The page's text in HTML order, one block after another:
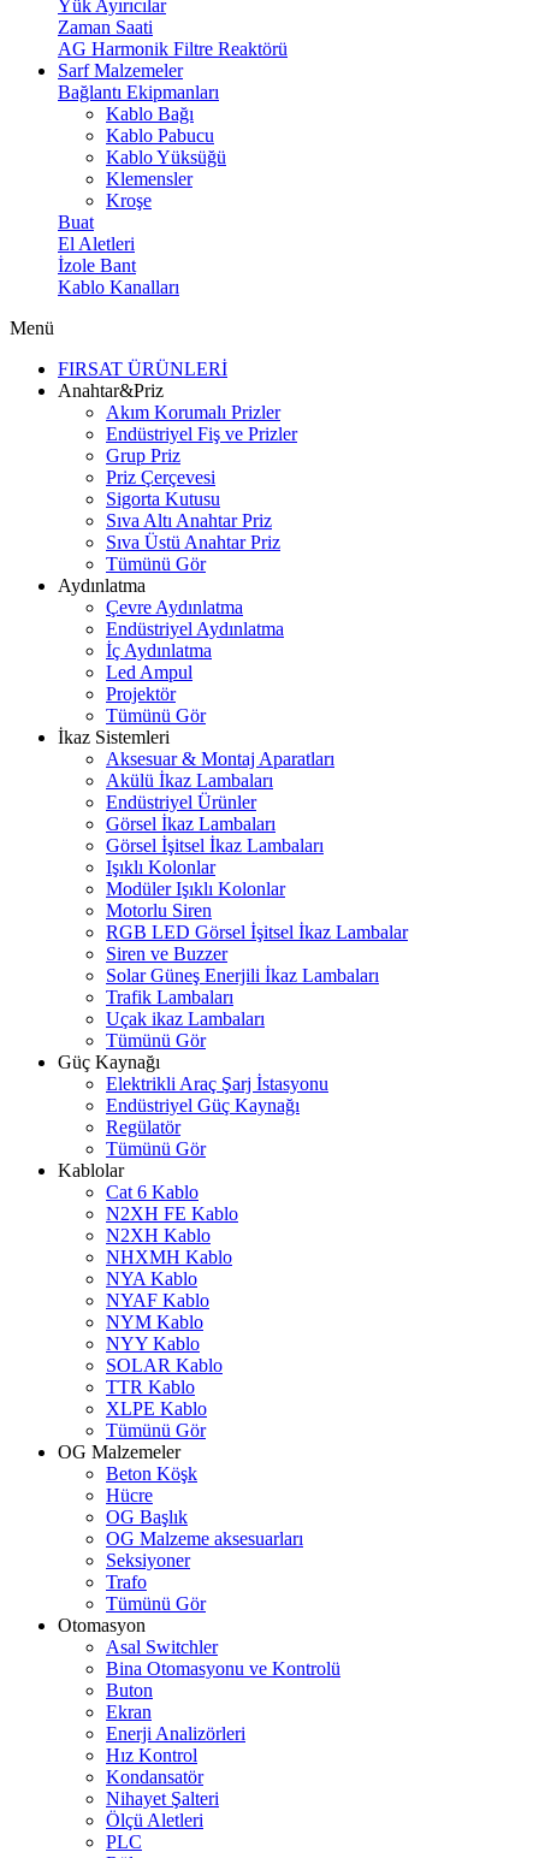
Yük Ayırıcılar
Zaman Saati
AG Harmonik Filtre Reaktörü
Sarf Malzemeler
Bağlantı Ekipmanları
Kablo Bağı
Kablo Pabucu
Kablo Yüksüğü
Klemensler
Kroşe
Buat
El Aletleri
İzole Bant
Kablo Kanalları
Menü
FIRSAT ÜRÜNLERİ
Anahtar&Priz
Akım Korumalı Prizler
Endüstriyel Fiş ve Prizler
Grup Priz
Priz Çerçevesi
Sigorta Kutusu
Sıva Altı Anahtar Priz
Sıva Üstü Anahtar Priz
Tümünü Gör
Aydınlatma
Çevre Aydınlatma
Endüstriyel Aydınlatma
İç Aydınlatma
Led Ampul
Projektör
Tümünü Gör
İkaz Sistemleri
Aksesuar & Montaj Aparatları
Akülü İkaz Lambaları
Endüstriyel Ürünler
Görsel İkaz Lambaları
Görsel İşitsel İkaz Lambaları
Işıklı Kolonlar
Modüler Işıklı Kolonlar
Motorlu Siren
RGB LED Görsel İşitsel İkaz Lambalar
Siren ve Buzzer
Solar Güneş Enerjili İkaz Lambaları
Trafik Lambaları
Uçak ikaz Lambaları
Tümünü Gör
Güç Kaynağı
Elektrikli Araç Şarj İstasyonu
Endüstriyel Güç Kaynağı
Regülatör
Tümünü Gör
Kablolar
Cat 6 Kablo
N2XH FE Kablo
N2XH Kablo
NHXMH Kablo
NYA Kablo
NYAF Kablo
NYM Kablo
NYY Kablo
SOLAR Kablo
TTR Kablo
XLPE Kablo
Tümünü Gör
OG Malzemeler
Beton Köşk
Hücre
OG Başlık
OG Malzeme aksesuarları
Seksiyoner
Trafo
Tümünü Gör
Otomasyon
Asal Switchler
Bina Otomasyonu ve Kontrolü
Buton
Ekran
Enerji Analizörleri
Hız Kontrol
Kondansatör
Nihayet Şalteri
Ölçü Aletleri
PLC